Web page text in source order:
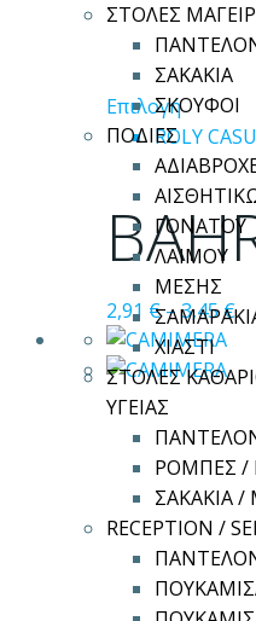
ΣΤΟΛΕΣ
ΣΑΚΑΚΙΑ
ΣΚΟΥΦΟΙ
ΠΟΔΙΕΣ
ΓΟΝΑΤΟΥ
ΛΑΙΜΟΥ
ΜΕΣΗΣ
ΧΙΑΣΤΙ
ΣΤΟΛΕΣ
ΥΓΕΙΑΣ
ΡΟΜΠΕΣ /
ΣΑΚΑΚΙΑ
RECEPTION /
ΕπιλογήΑυτό
το
προϊόν
έχει
Οι
μπορούν
να
στη
σελίδα
του
ROLY
2,91 €–3,45€